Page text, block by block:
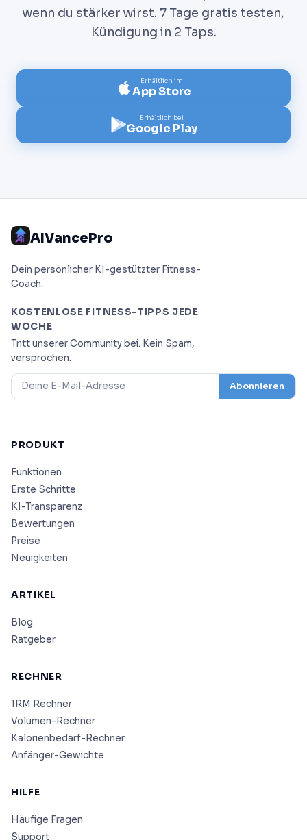
wenn du stärker wirst. 7 Tage gratis testen,
Kündigung in 2 Taps.
Erhältlich im
App Store
Erhältlich bei
Google Play
AIVancePro
Dein persönlicher KI-gestützter Fitness-
Coach.
KOSTENLOSE FITNESS-TIPPS JEDE
WOCHE
Tritt unserer Community bei. Kein Spam,
versprochen.
Abonnieren
PRODUKT
Funktionen
Erste Schritte
KI-Transparenz
Bewertungen
Preise
Neuigkeiten
ARTIKEL
Blog
Ratgeber
RECHNER
1RM Rechner
Volumen-Rechner
Kalorienbedarf-Rechner
Anfänger-Gewichte
HILFE
Häufige Fragen
Support